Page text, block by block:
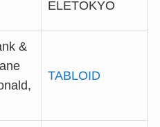
ELETOKYO
&
TABLOID